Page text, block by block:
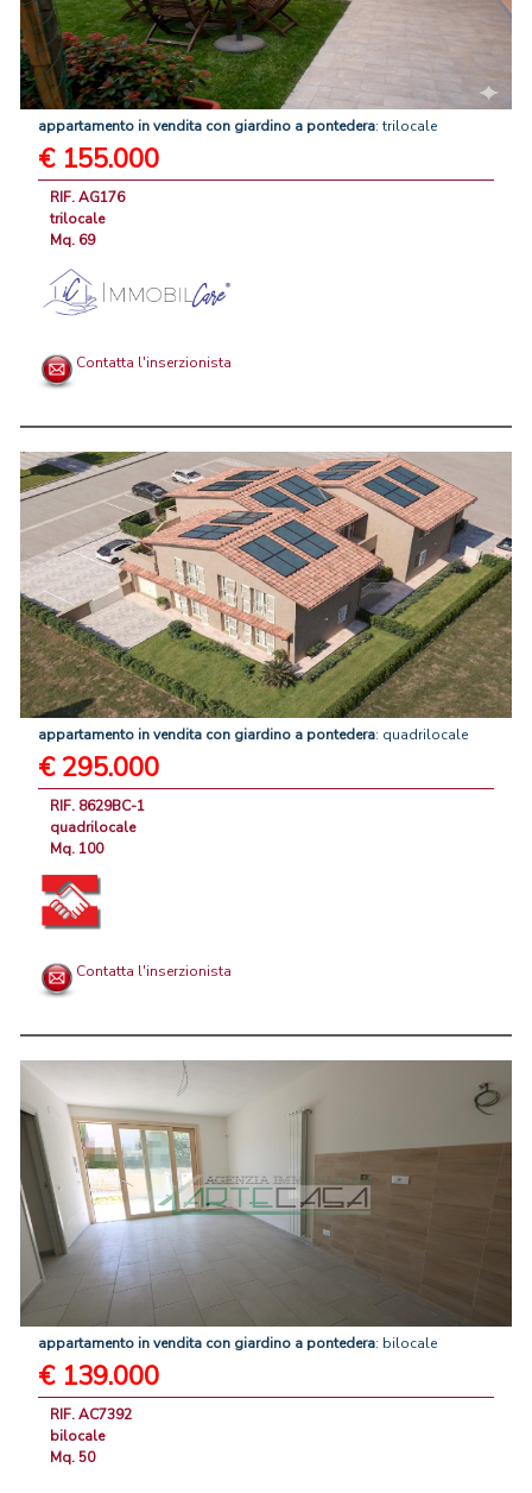
appartamento invendita con giardino a pontedera: trilocale
€ 155.000
RIF. AG176
trilocale
Mq. 69
Contatta l'inserzionista
appartamento invendita con giardino a pontedera: quadrilocale
€ 295.000
RIF. 8629BC-1
quadrilocale
Mq. 100
Contatta l'inserzionista
appartamento invendita con giardino a pontedera: bilocale
€ 139.000
RIF. AC7392
bilocale
Mq. 50